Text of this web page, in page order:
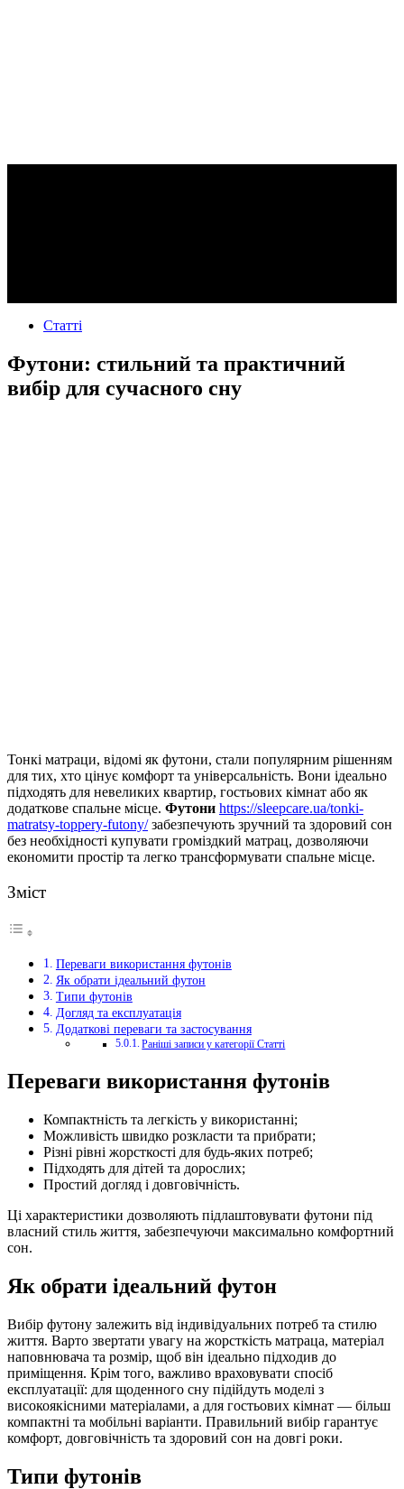
Статті
Футони: стильний та практичний
вибір для сучасного сну
Тонкі матраци, відомі як футони, стали популярним рішенням
для тих, хто цінує комфорт та універсальність. Вони ідеально
підходять для невеликих квартир, гостьових кімнат або як
додаткове спальне місце. Футони https://sleepcare.ua/tonki-
matratsy-toppery-futony/забезпечують зручний та здоровий сон
без необхідності купувати громіздкий матрац, дозволяючи
економити простір та легко трансформувати спальне місце.
Зміст
Переваги використання футонів
Як обрати ідеальний футон
Типи футонів
Догляд та експлуатація
Додаткові переваги та застосування
Раніші записи у категорії Статті
Переваги використання футонів
Компактність та легкість у використанні;
Можливість швидко розкласти та прибрати;
Різні рівні жорсткості для будь-яких потреб;
Підходять для дітей та дорослих;
Простий догляд і довговічність.
Ці характеристики дозволяють підлаштовувати футони під
власний стиль життя, забезпечуючи максимально комфортний
сон.
Як обрати ідеальний футон
Вибір футону залежить від індивідуальних потреб та стилю
життя. Варто звертати увагу на жорсткість матраца, матеріал
наповнювача та розмір, щоб він ідеально підходив до
приміщення. Крім того, важливо враховувати спосіб
експлуатації: для щоденного сну підійдуть моделі з
високоякісними матеріалами, а для гостьових кімнат — більш
компактні та мобільні варіанти. Правильний вибір гарантує
комфорт, довговічність та здоровий сон на довгі роки.
Типи футонів